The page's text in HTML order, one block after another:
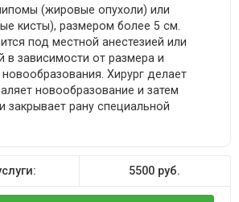
(жировые опухоли) или
кисты), размером более 5 см.
под местной анестезией или
в зависимости от размера и
Хирург делает
новообразование и затем
закрывает рану специальной
5500 руб.